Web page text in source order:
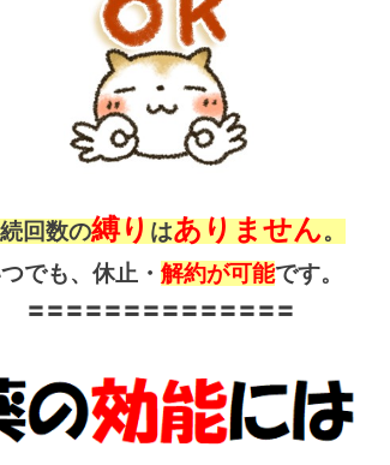
回数の縛りはありません。
でも、休止・ 解約が可能です。
〓〓〓〓〓〓〓〓〓〓〓〓〓〓